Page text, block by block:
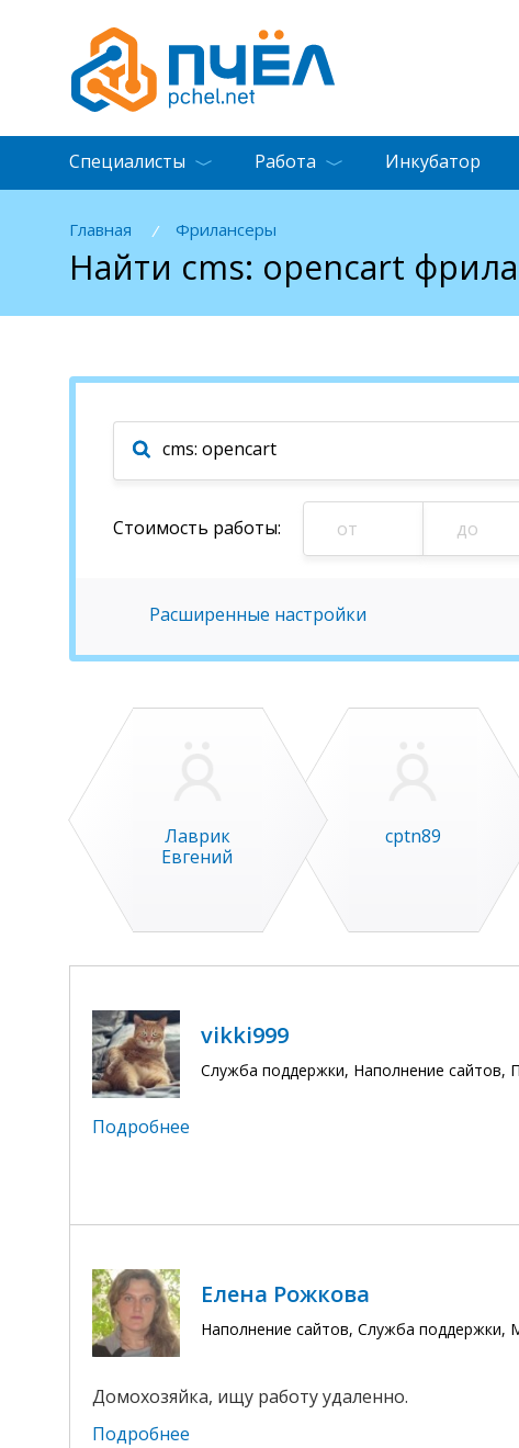
Главная / Фрилансеры
Найти cms: opencart
Стоимость работы:
Расширенные настройки
cptn89
Лаврик
Евгений
vikki999
Служба поддержки, Наполнение сайтов,
Подробнее
Елена Рожкова
Наполнение сайтов, Служба
Домохозяйка, ищу работу удаленно.
Подробнее
Специалисты Работа Инкубатор